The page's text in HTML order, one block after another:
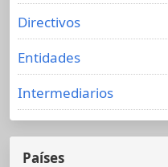
Directivos
Entidades
Intermediarios
Países